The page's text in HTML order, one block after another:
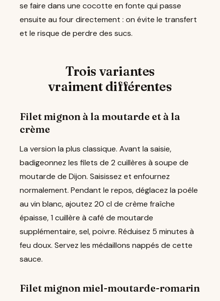
se faire dans une cocotte en fonte qui passe
ensuite au four directement : on évite le transfert
et le risque de perdre des sucs.
Trois variantes
vraiment différentes
Filet mignon à la moutarde et à la
crème
La version la plus classique. Avant la saisie,
badigeonnez les filets de 2 cuillères à soupe de
moutarde de Dijon. Saisissez et enfournez
normalement. Pendant le repos, déglacez la poêle
au vin blanc, ajoutez 20 cl de crème fraîche
épaisse, 1 cuillère à café de moutarde
supplémentaire, sel, poivre. Réduisez 5 minutes à
feu doux. Servez les médaillons nappés de cette
sauce.
Filet mignon miel-moutarde-romarin